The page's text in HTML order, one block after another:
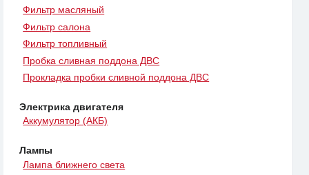
Фильтр масляный
Фильтр салона
Фильтр топливный
Пробка сливная поддона ДВС
Прокладка пробки сливной поддона ДВС
Электрика двигателя
Аккумулятор (АКБ)
Лампы
Лампа ближнего света